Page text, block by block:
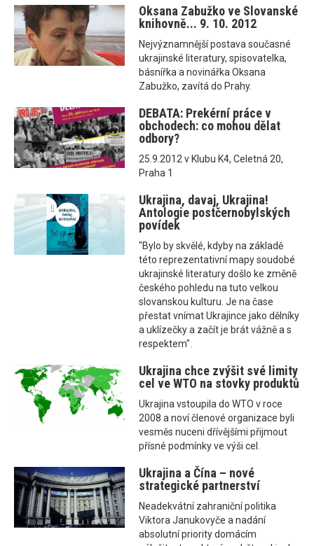
Oksana Zabužko ve Slovanské
knihovně... 9. 10. 2012
Nejvýznamnější postava současné
ukrajinské literatury, spisovatelka,
básnířka a novinářka Oksana
Zabužko, zavítá do Prahy.
DEBATA: Prekérní práce v
obchodech: co mohou dělat
odbory?
25.9.2012 v Klubu K4, Celetná 20,
Praha 1
Ukrajina, davaj, Ukrajina!
Antologie postčernobylských
povídek
"Bylo by skvělé, kdyby na základě
této reprezentativní mapy soudobé
ukrajinské literatury došlo ke změně
českého pohledu na tuto velkou
slovanskou kulturu. Je na čase
přestat vnímat Ukrajince jako dělníky
a uklízečky a začít je brát vážně a s
respektem".
Ukrajina chce zvýšit své limity
cel ve WTO na stovky produktů
Ukrajina vstoupila do WTO v roce
2008 a noví členové organizace byli
vesměs nuceni dřívějšími přijmout
přísné podmínky ve výši cel.
Ukrajina a Čína – nové
strategické partnerství
Neadekvátní zahraniční politika
Viktora Janukovyče a nadání
absolutní priority domácím